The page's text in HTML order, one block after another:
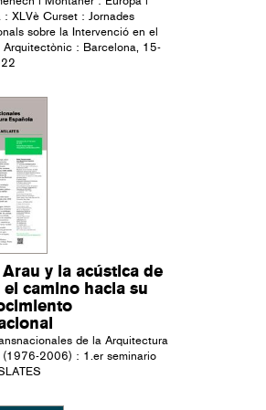
: XLVè Curset : Jornades
sobre la Intervenció en el
Arquitectònic : Barcelona, 15-
y la acústica de
el camino hacia su
de la Arquitectura
(1976-2006) : 1.er seminario